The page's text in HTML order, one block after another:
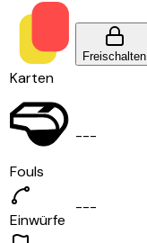
Karten
Freischalten
Fouls
---
Einwürfe
---